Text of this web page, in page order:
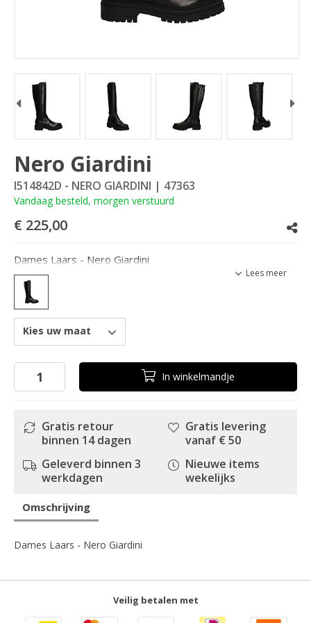
Nero Giardini
I514842D - NERO GIARDINI | 47363
Vandaag besteld, morgen verstuurd
€ 225,00
Dames Laars - Nero Giardini
Lees meer
Kies uw maat
In winkelmandje
Gratis retour
binnen 14 dagen
Geleverd binnen 3
werkdagen
Gratis levering
vanaf € 50
Nieuwe items
wekelijks
Omschrijving
Dames Laars - Nero Giardini
Veilig betalen met